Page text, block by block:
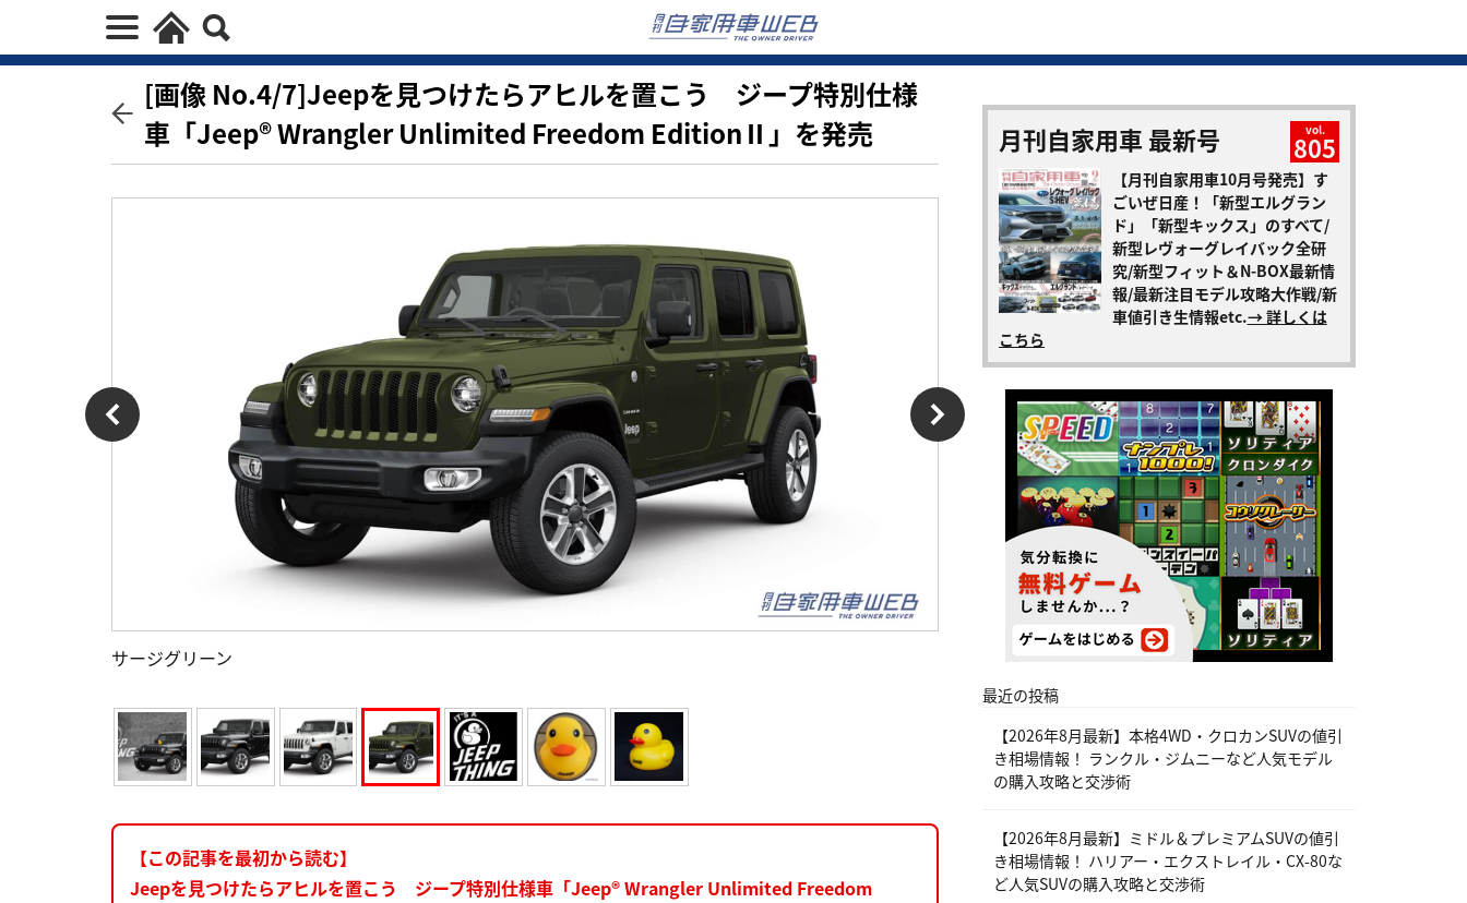
[画像 No.4/7]Jeepを見つけたらアヒルを置こう ジープ特別仕様
車「Jeep® Wrangler Unlimited Freedom EditionⅡ」を発売
サージグリーン
【この記事を最初から読む】
Jeepを見つけたらアヒルを置こう ジープ特別仕様車「Jeep® Wrangler Unlimited Freedom
月刊自家用車 最新号 vol.
805
【月刊自家用車10月号発売】す
ごいぜ日産！「新型エルグラン
ド」「新型キックス」のすべて/
新型レヴォーグレイバック全研
究/新型フィット＆N-BOX最新情
報/最新注目モデル攻略大作戦/新
車値引き生情報etc.→ 詳しくは
こちら
最近の投稿
【2026年8月最新】本格4WD・クロカンSUVの値引
き相場情報！ ランクル・ジムニーなど人気モデル
の購入攻略と交渉術
【2026年8月最新】ミドル＆プレミアムSUVの値引
き相場情報！ ハリアー・エクストレイル・CX-80な
ど人気SUVの購入攻略と交渉術